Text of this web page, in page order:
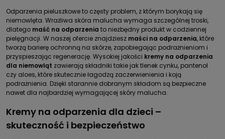
Odparzenia pieluszkowe to częsty problem, z którym borykają się
niemowlęta. Wrażliwa skóra malucha wymaga szczególnej troski,
dlatego maść na odparzenia to niezbędny produkt w codziennej
pielęgnacji. W naszej ofercie znajdziesz maści na odparzenia, które
tworzą barierę ochronną na skórze, zapobiegając podrażnieniom i
przyspieszając regenerację. Wysokiej jakości kremy na odparzenia
dla niemowląt zawierają składniki takie jak tlenek cynku, pantenol
czy aloes, które skutecznie łagodzą zaczerwienienia i koją
podrażnienia. Dzięki starannie dobranym składom są bezpieczne
nawet dla najbardziej wymagającej skóry malucha.
Kremy na odparzenia dla dzieci –
skuteczność i bezpieczeństwo